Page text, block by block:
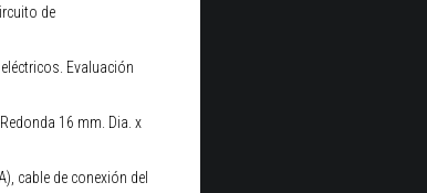
de
Evaluación
16 mm. Dia. x
cable de conexión del